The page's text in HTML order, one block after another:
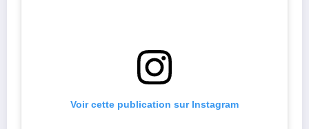
Voir cette publication sur Instagram